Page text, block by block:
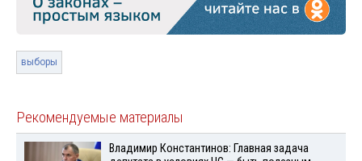
выборы
Рекомендуемые материалы
Владимир Константинов: Главная задача